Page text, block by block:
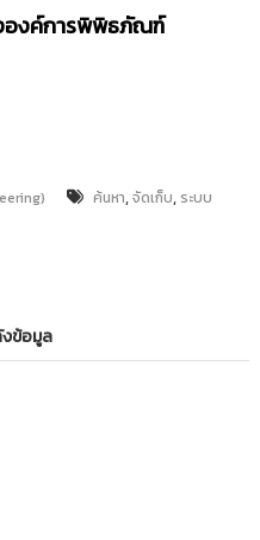
องค์การพิพิธภัณฑ์
ค้นหา,จัดเก็บ, ระบบ
งข้อมูล